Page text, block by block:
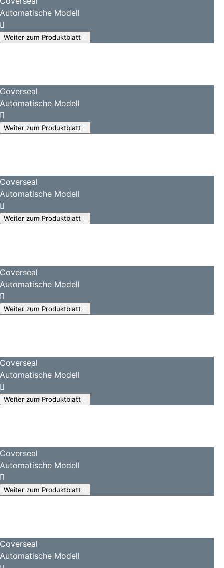
Automatische Modell
Weiter zum Produktblatt
Coverseal
Automatische Modell
Weiter zum Produktblatt
Coverseal
Automatische Modell
Weiter zum Produktblatt
Coverseal
Automatische Modell
Weiter zum Produktblatt
Coverseal
Automatische Modell
Weiter zum Produktblatt
Coverseal
Automatische Modell
Weiter zum Produktblatt
Coverseal
Automatische Modell